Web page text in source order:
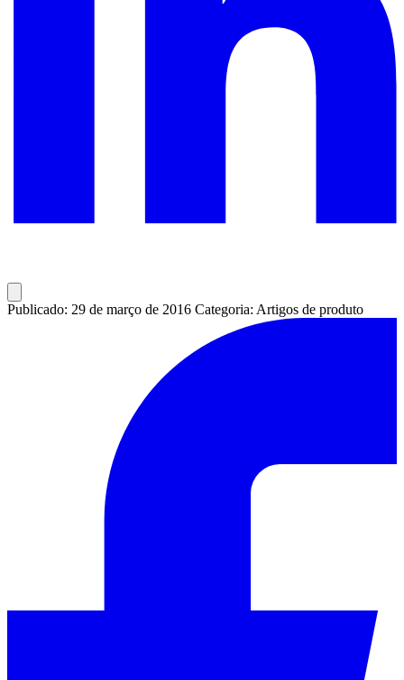
Publicado: 29 de março de 2016 Categoria: Artigos de produto